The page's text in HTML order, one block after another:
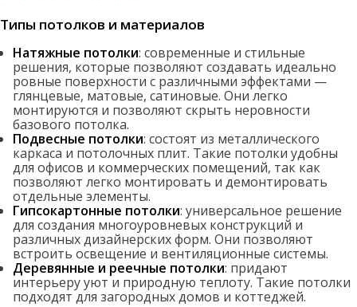
Типы потолков и материалов
Натяжные потолки: современные и стильные
решения, которые позволяют создавать идеально
ровные поверхности с различными эффектами —
глянцевые, матовые, сатиновые. Они легко
монтируются и позволяют скрыть неровности
базового потолка.
Подвесные потолки: состоят из металлического
каркаса и потолочных плит. Такие потолки удобны
для офисов и коммерческих помещений, так как
позволяют легко монтировать и демонтировать
отдельные элементы.
Гипсокартонные потолки: универсальное решение
для создания многоуровневых конструкций и
различных дизайнерских форм. Они позволяют
встроить освещение и вентиляционные системы.
Деревянные и реечные потолки: придают
интерьеру уют и природную теплоту. Такие потолки
подходят для загородных домов и коттеджей.